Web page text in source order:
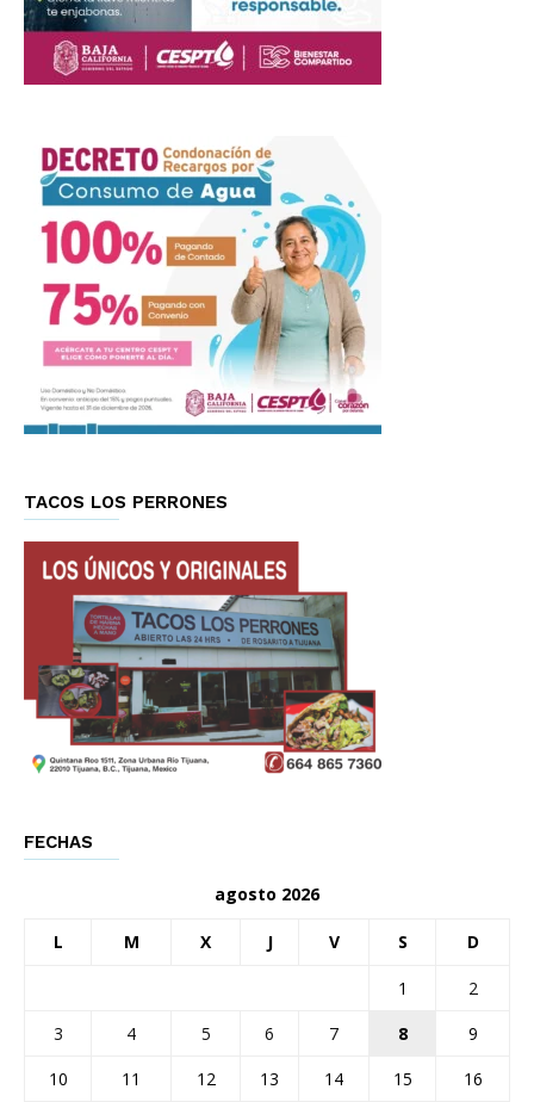
TACOS LOS PERRONES
FECHAS
agosto 2026
L M X J V S D
1
2
3
4 5 6 7 8
9
10
11 12 13 14 15
16